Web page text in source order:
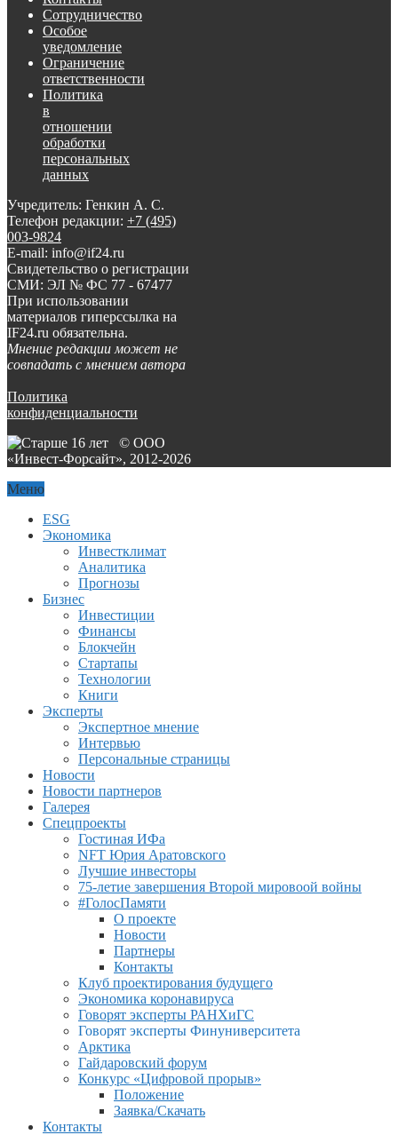
Сотрудничество
Особое
уведомление
Ограничение
ответственности
Политика
в
отношении
обработки
персональных
данных
Учредитель: Генкин А. С.
Телефон редакции: +7 (495)
003-9824
E-mail: info@if24.ru
Свидетельство о регистрации
СМИ: ЭЛ № ФС 77 - 67477
При использовании
материалов гиперссылка на
IF24.ru обязательна.
Мнение редакции может не
совпадать с мнением автора
Политика
конфиденциальности
© ООО
«Инвест-Форсайт», 2012-2026
Меню
ESG
Экономика
Инвестклимат
Аналитика
Прогнозы
Бизнес
Инвестиции
Финансы
Блокчейн
Стартапы
Технологии
Книги
Эксперты
Экспертное мнение
Интервью
Персональные страницы
Новости
Новости партнеров
Галерея
Спецпроекты
Гостиная ИФа
NFT Юрия Аратовского
Лучшие инвесторы
75-летие завершения Второй мировоой войны
#ГолосПамяти
О проекте
Новости
Партнеры
Контакты
Клуб проектирования будущего
Экономика коронавируса
Говорят эксперты РАНХиГС
Говорят эксперты Финуниверситета
Арктика
Гайдаровский форум
Конкурс «Цифровой прорыв»
Положение
Заявка/Скачать
Контакты